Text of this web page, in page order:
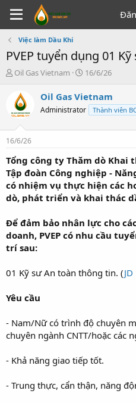
Việc làm Dầu Khí
PVEP tuyển dụng 01
T
e
a
s
t
a
r
t
e
r
Oil Gas Vietnam
N
à
g
16/6/26
Oil Gas Vietnam
Administrator Thành viên
16/6/26
Tổng công ty Thăm dò Khai
Tập đoàn Công nghiệp -
có nhiệm vụ thực hiện các
dò, phát triển và khai thác
Để đảm bảo nhân lực cho
doanh, PVEP có nhu cầu
trí sau:
01 Kỹ sư An toàn thông tin. (
Yêu cầu
- Nam/Nữ có trình độ chuyên
chuyên ngành CNTT/hoặc các
- Khả năng giao tiếp tốt.
- Trung thực, cẩn thận, năng